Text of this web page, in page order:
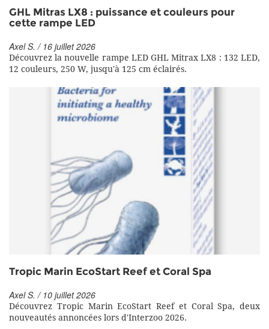
GHL Mitras LX8 : puissance et couleurs pour
cette rampe LED
Axel S. / 16 juillet 2026
Découvrez la nouvelle rampe LED GHL Mitrax LX8 : 132 LED,
12 couleurs, 250 W, jusqu'à 125 cm éclairés.
Tropic Marin EcoStart Reef et Coral Spa
Axel S. / 10 juillet 2026
Découvrez Tropic Marin EcoStart Reef et Coral Spa, deux
nouveautés annoncées lors d'Interzoo 2026.